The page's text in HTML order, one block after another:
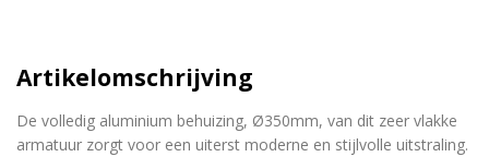
Artikelomschrijving
De volledig aluminium behuizing, Ø350mm, van dit zeer vlakke
armatuur zorgt voor een uiterst moderne en stijlvolle uitstraling.